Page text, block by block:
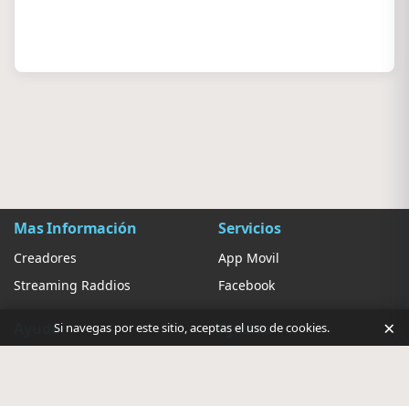
Mas Información
Creadores
Streaming Raddios
Servicios
App Movil
Facebook
Ayuda Ajustes
Si navegas por este sitio, aceptas el uso de cookies. ×